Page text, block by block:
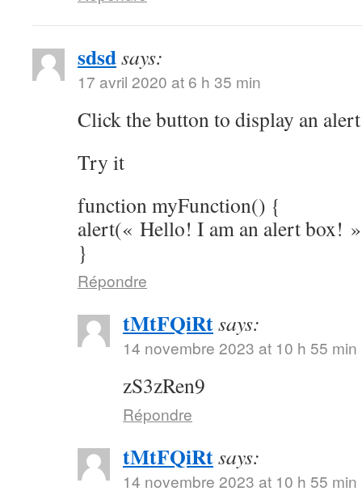
sdsdsays:
17 avril 2020 at 6 h 35 min
Click the button to display an
Try it
function myFunction() {
alert(« Hello! I am an alert box!
}
Répondre
tMtFQiRtsays:
14 novembre 2023 at 10 h 55 min
zS3zRen9
Répondre
tMtFQiRtsays:
14 novembre 2023 at 10 h 55 min